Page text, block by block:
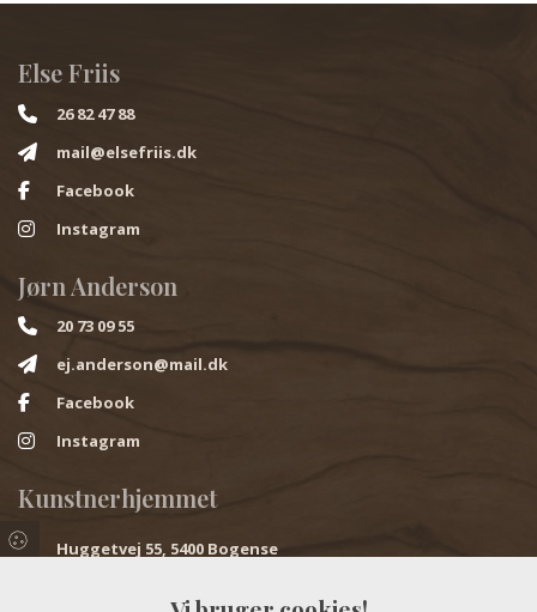
Else Friis
26 82 47 88
mail@elsefriis.dk
Facebook
Instagram
Jørn Anderson
20 73 09 55
ej.anderson@mail.dk
Facebook
Instagram
Kunstnerhjemmet
Huggetvej 55, 5400 Bogense